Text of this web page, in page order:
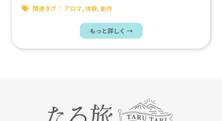
関連タグ： アロマ,体験,創作
もっと詳しく →